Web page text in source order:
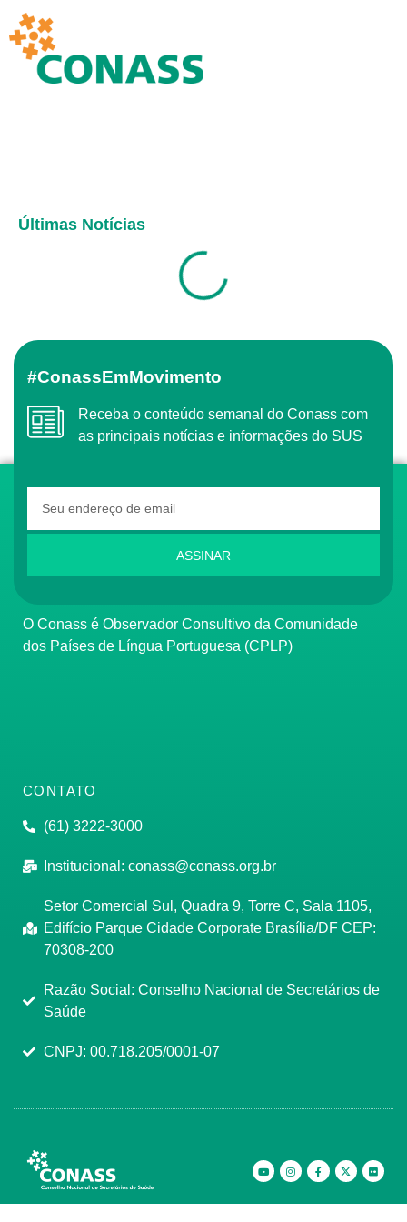
Últimas Notícias
#ConassEmMovimento
Receba o conteúdo semanal do Conass com
as principais notícias e informações do SUS
ASSINAR
O Conass é Observador Consultivo da Comunidade
dos Países de Língua Portuguesa (CPLP)
CONTATO
(61) 3222-3000
Institucional: conass@conass.org.br
Setor Comercial Sul, Quadra 9, Torre C, Sala 1105,
Edifício Parque Cidade Corporate Brasília/DF CEP:
70308-200
Razão Social: Conselho Nacional de Secretários de
Saúde
CNPJ: 00.718.205/0001-07